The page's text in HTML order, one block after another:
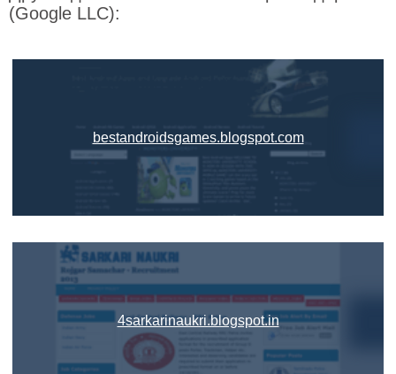
(Google LLC):
bestandroidsgames.blogspot.com
4sarkarinaukri.blogspot.in